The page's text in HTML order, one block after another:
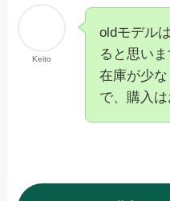
Keito
oldモデル
ると思いま
在庫が少
で、購入は